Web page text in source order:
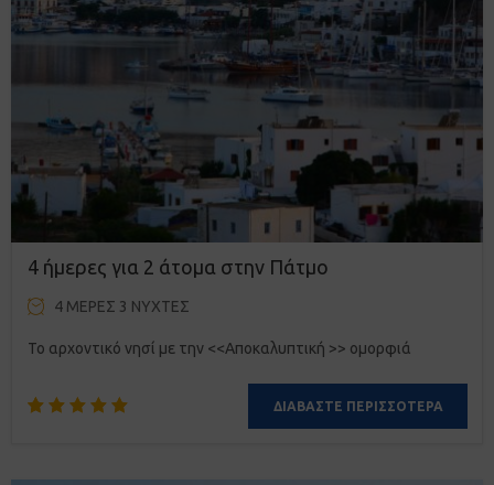
4 ήμερες για 2 άτομα στην Πάτμο
4 ΜΈΡΕΣ 3 ΝΎΧΤΕΣ
Το αρχοντικό νησί με την <<Αποκαλυπτική >> ομορφιά
ΔΙΑΒΆΣΤΕ ΠΕΡΙΣΣΌΤΕΡΑ